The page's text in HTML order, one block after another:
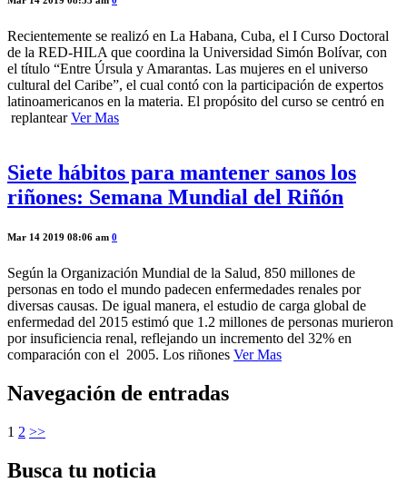
Recientemente se realizó en La Habana, Cuba, el I Curso Doctoral
de la RED-HILA que coordina la Universidad Simón Bolívar, con
el título “Entre Úrsula y Amarantas. Las mujeres en el universo
cultural del Caribe”, el cual contó con la participación de expertos
latinoamericanos en la materia. El propósito del curso se centró en
replantearVer Mas
Siete hábitos para mantener sanos los
riñones: Semana Mundial del Riñón
Mar 14 2019 08:06 am 0
Según la Organización Mundial de la Salud, 850 millones de
personas en todo el mundo padecen enfermedades renales por
diversas causas. De igual manera, el estudio de carga global de
enfermedad del 2015 estimó que 1.2 millones de personas murieron
por insuficiencia renal, reflejando un incremento del 32% en
comparación con el 2005. Los riñones Ver Mas
Navegación de entradas
1 2 >>
Busca tu noticia